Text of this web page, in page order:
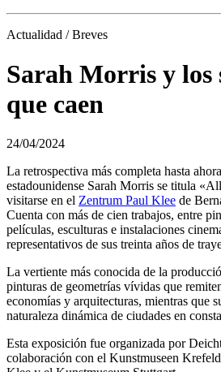
Actualidad / Breves
Sarah Morris y los
que caen
24/04/2024
La retrospectiva más completa hasta
estadounidense Sarah Morris se titula
visitarse en el Zentrum Paul Klee de
Cuenta con más de cien trabajos, entre
películas, esculturas e instalaciones
representativos de sus treinta años de
La vertiente más conocida de la
pinturas de geometrías vívidas que
economías y arquitecturas, mientras que
naturaleza dinámica de ciudades en
Esta exposición fue organizada por
colaboración con el Kunstmuseen